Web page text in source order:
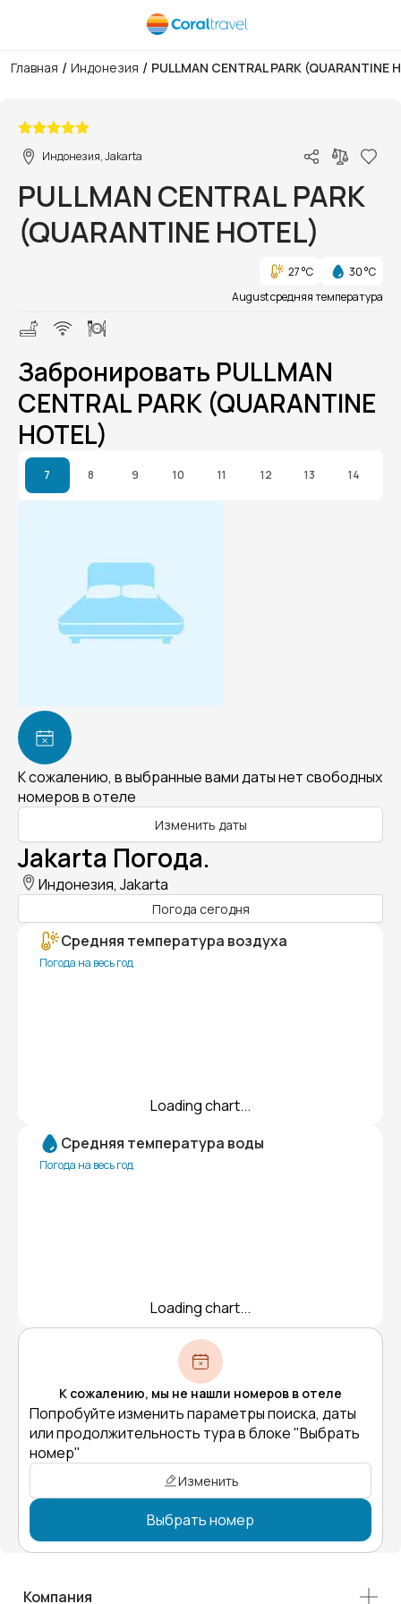
Главная / Индонезия / PULLMAN CENTRAL PARK (QUARANTINE
Индонезия, Jakarta
PULLMAN CENTRAL PARK
(QUARANTINE HOTEL)
27 °C
30 °C
August средняя температура
Забронировать PULLMAN
CENTRAL PARK (QUARANTINE
HOTEL)
7 8 9 10 11 12 13 14
К сожалению, в выбранные вами даты нет свободных
номеров в отеле
Изменить даты
Jakarta Погода.
Индонезия, Jakarta
Погода сегодня
Средняя температура воздуха
Погода на весь год
Loading chart...
Средняя температура воды
Погода на весь год
Loading chart...
К сожалению, мы не нашли номеров в отеле
Попробуйте изменить параметры поиска, даты
или продолжительность тура в блоке "Выбрать
номер"
Изменить
Выбрать номер
Компания